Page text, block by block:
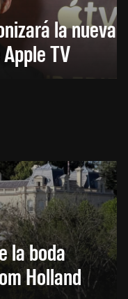
la nueva
TV
la boda
Holland